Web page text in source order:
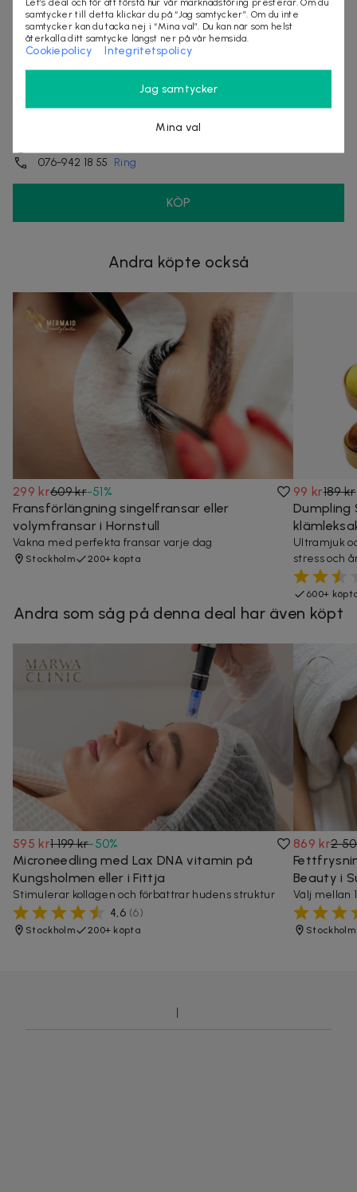
076-942 18 55 Ring
KÖP
Andra köpte också
299 kr609 kr-51%
Fransförlängning singelfransar eller
volymfransar i Hornstull
Vakna med perfekta fransar varje dag
Stockholm 200+ köpta
99 kr189 kr
Dumpling
Ultramjuk
stress och
600+
Andra som såg på denna deal har även köpt
595 kr1 199 kr-50%
Microneedling med Lax DNA vitamin på
Kungsholmen eller i Fittja
Stimulerar kollagen och förbättrar hudens struktur
4,6 (6)
Stockholm 200+ köpta
869 kr2
Beauty i
Välj mellan
Stockholm
samtycker till detta klickar du på “Jag samtycker”. Om du inte
samtycker kan du tacka nej i “Mina val”. Du kan när som helst
återkalla ditt samtycke längst ner på vår hemsida.
Cookiepolicy Integritetspolicy
Jag samtycker
Mina val